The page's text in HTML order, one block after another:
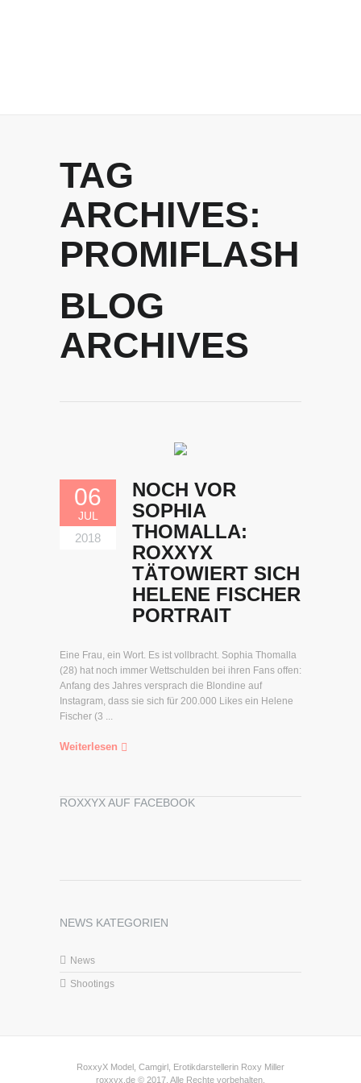
TAG
ARCHIVES:
PROMIFLASH
BLOG
ARCHIVES
06
JUL
2018
NOCH VOR
SOPHIA
THOMALLA:
ROXXYX
TÄTOWIERT SICH
HELENE FISCHER
PORTRAIT
Eine Frau, ein Wort. Es ist vollbracht. Sophia Thomalla
(28) hat noch immer Wettschulden bei ihren Fans offen:
Anfang des Jahres versprach die Blondine auf
Instagram, dass sie sich für 200.000 Likes ein Helene
Fischer (3 ...
Weiterlesen
ROXXYX AUF FACEBOOK
NEWS KATEGORIEN
News
Shootings
RoxxyX Model, Camgirl, Erotikdarstellerin Roxy Miller
roxxyx.de © 2017. Alle Rechte vorbehalten.